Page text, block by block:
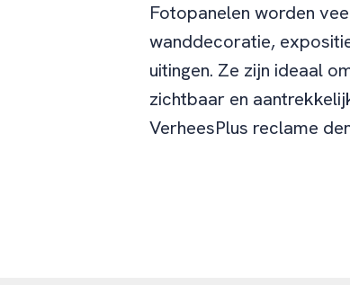
Fotopanelen worden
wanddecoratie,
uitingen. Ze zijn ideaal
zichtbaar en
VerheesPlus reclame